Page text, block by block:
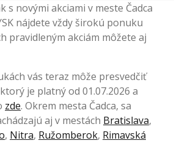
s novými akciami v meste Čadca
nájdete vždy širokú ponuku
pravidleným akciám môžete aj
vás teraz môže presvedčiť
je platný od 01.07.2026 a
zde. Okrem mesta Čadca, sa
aj v mestách Bratislava,
, Nitra, Ružomberok, Rimavská